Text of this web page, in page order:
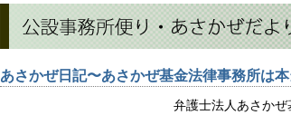
あさかぜ日記〜あさかぜ基金法律事務所は
弁護士法人あさか